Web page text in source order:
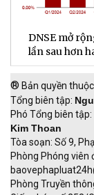
DNSE mở
lần sau hơn
® Bản quyền
Tổng biên tập:
Phó Tổng biên tập:
Kim Thoan
Tòa soạn: Số 9,
Phòng Phóng viên
Phòng Truyền